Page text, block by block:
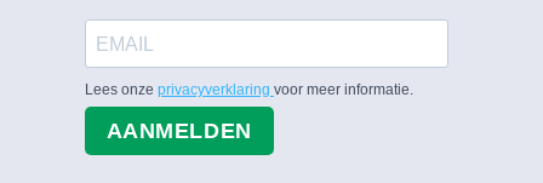
Lees onze privacyverklaring voor meer informatie.
AANMELDEN